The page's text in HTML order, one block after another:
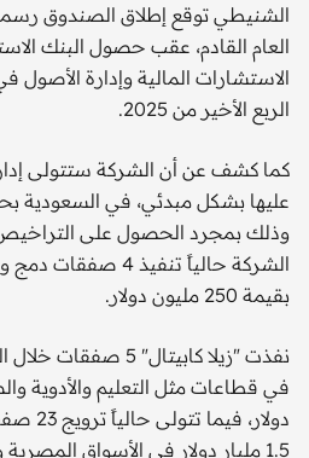
الشنيطي توقع إطلاق الصندوق
العام القادم، عقب حصول البنك
الاستشارات المالية وإدارة الأصول
الربع الأخير من 2025.
كما كشف عن أن الشركة ستتولى
وذلك بمجرد الحصول على التراخيص
الشركة حالياً تنفيذ
بقيمة 250 مليون دولار.
نفذت "زيلا كابيتال"
1.5 مليار دولار في الأسواق